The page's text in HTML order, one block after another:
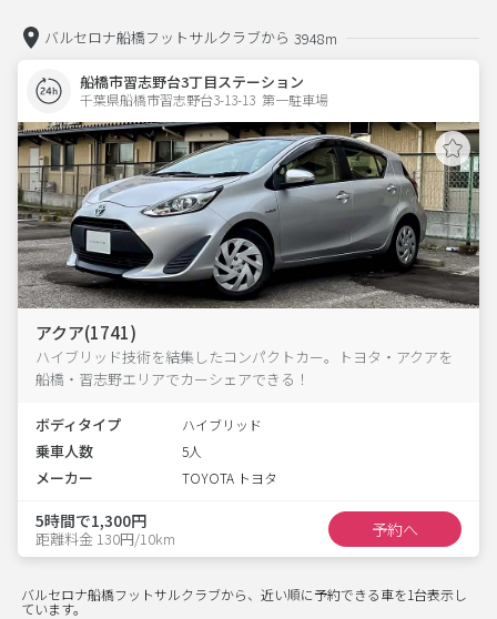
バルセロナ船橋フットサルクラブから 3948m
船橋市習志野台3丁目ステーション
千葉県船橋市習志野台3-13-13  第一駐車場
アクア(1741)
ハイブリッド技術を結集したコンパクトカー。トヨタ・アクアを
船橋・習志野エリアでカーシェアできる！
ボディタイプ ハイブリッド
乗車人数 5人
メーカー TOYOTA トヨタ
5時間で1,300円
距離料金 130円/10km 予約へ
バルセロナ船橋フットサルクラブから、近い順に予約できる車を1台表示し
ています。